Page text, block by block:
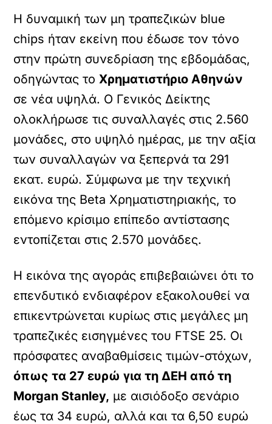
Η δυναμική των μη τραπεζικών blue
chips ήταν εκείνη που έδωσε τον τόνο
στην πρώτη συνεδρίαση της εβδομάδας,
οδηγώντας τοΧρηματιστήριο Αθηνών
σε νέα υψηλά. Ο Γενικός Δείκτης
ολοκλήρωσε τις συναλλαγές στις 2.560
μονάδες, στο υψηλό ημέρας, με την αξία
των συναλλαγών να ξεπερνά τα 291
εκατ. ευρώ. Σύμφωνα με την τεχνική
εικόνα της Beta Χρηματιστηριακής, το
επόμενο κρίσιμο επίπεδο αντίστασης
εντοπίζεται στις 2.570 μονάδες.
Η εικόνα της αγοράς επιβεβαιώνει ότι το
επενδυτικό ενδιαφέρον εξακολουθεί να
επικεντρώνεται κυρίως στις μεγάλες μη
τραπεζικές εισηγμένες του FTSE 25. Οι
πρόσφατες αναβαθμίσεις τιμών-στόχων,
όπως τα 27 ευρώ για τη ΔΕΗ από τη
Morgan Stanley, με αισιόδοξο σενάριο
έως τα 34 ευρώ, αλλά και τα 6,50 ευρώ